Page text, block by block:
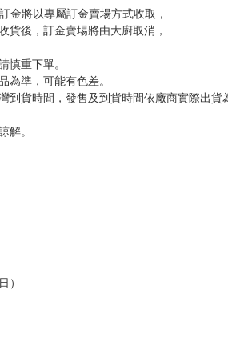
主。
逾期不受理。
將直接加入黑名單，還請下單後準時取貨。
障買賣家雙方權益。
慎重下單。
為準，可能有色差。
解。